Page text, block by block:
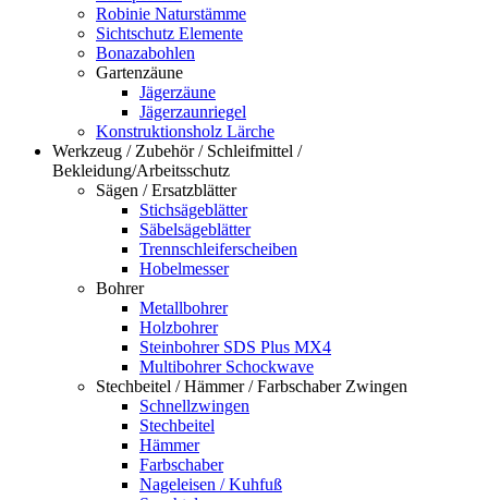
Robinie Naturstämme
Sichtschutz Elemente
Bonazabohlen
Gartenzäune
Jägerzäune
Jägerzaunriegel
Konstruktionsholz Lärche
Werkzeug / Zubehör / Schleifmittel /
Bekleidung/Arbeitsschutz
Sägen / Ersatzblätter
Stichsägeblätter
Säbelsägeblätter
Trennschleiferscheiben
Hobelmesser
Bohrer
Metallbohrer
Holzbohrer
Steinbohrer SDS Plus MX4
Multibohrer Schockwave
Stechbeitel / Hämmer / Farbschaber Zwingen
Schnellzwingen
Stechbeitel
Hämmer
Farbschaber
Nageleisen / Kuhfuß